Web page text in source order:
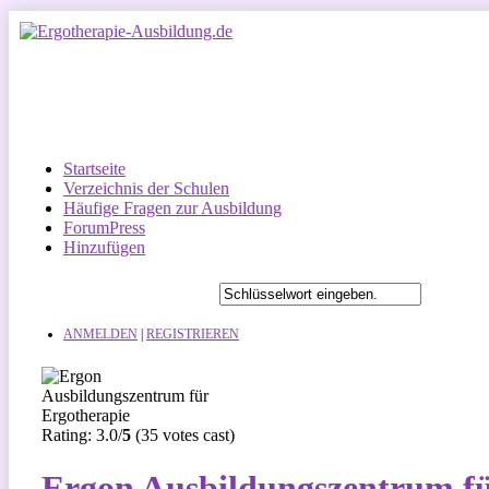
Startseite
Verzeichnis der Schulen
Häufige Fragen zur Ausbildung
ForumPress
Hinzufügen
ANMELDEN REGISTRIEREN
Rating: 3.0/5 (35 votes cast)